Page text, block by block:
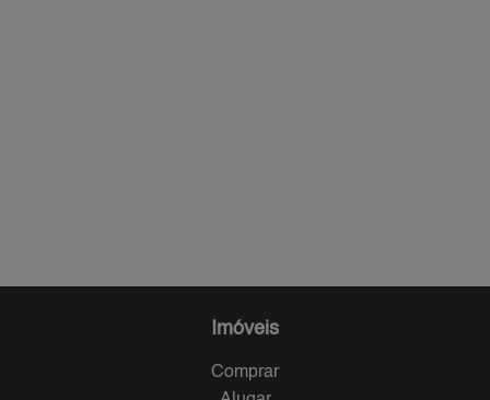
Imóveis
Comprar